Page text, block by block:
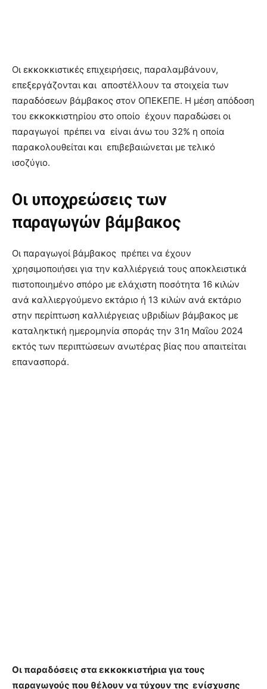
Οι εκκοκκιστικές επιχειρήσεις, παραλαμβάνουν,
επεξεργάζονται και αποστέλλουν τα στοιχεία των
παραδόσεων βάμβακος στον ΟΠΕΚΕΠΕ. Η μέση απόδοση
του εκκοκκιστηρίου στο οποίο έχουν παραδώσει οι
παραγωγοί πρέπει να είναι άνω του 32% η οποία
παρακολουθείται και επιβεβαιώνεται με τελικό
ισοζύγιο.
Οι υποχρεώσεις των
παραγωγών βάμβακος
Οι παραγωγοί βάμβακος πρέπει να έχουν
χρησιμοποιήσει για την καλλιέργειά τους αποκλειστικά
πιστοποιημένο σπόρο με ελάχιστη ποσότητα 16 κιλών
ανά καλλιεργούμενο εκτάριο ή 13 κιλών ανά εκτάριο
στην περίπτωση καλλιέργειας υβριδίων βάμβακος με
καταληκτική ημερομηνία σποράς την 31η Μαΐου 2024
εκτός των περιπτώσεων ανωτέρας βίας που απαιτείται
επανασπορά.
Οι παραδόσεις στα εκκοκκιστήρια για τους
παραγωγούς που θέλουν να τύχουν της ενίσχυσης